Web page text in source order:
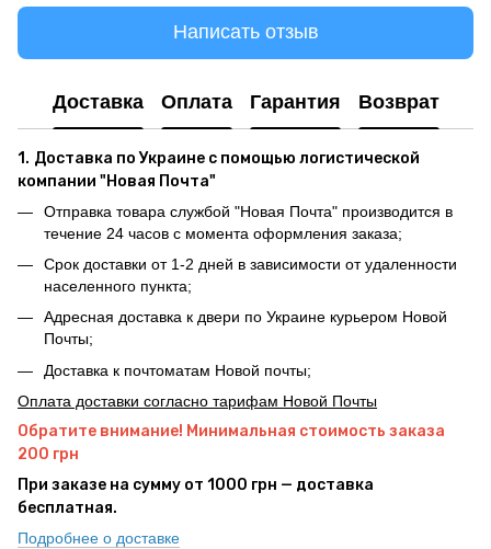
Написать отзыв
Доставка Оплата Гарантия Возврат
1. Доставка по Украине с помощью логистической
компании "Новая Почта"
Отправка товара службой "Новая Почта" производится в
течение 24 часов с момента оформления заказа;
Срок доставки от 1-2 дней в зависимости от удаленности
населенного пункта;
Адресная доставка к двери по Украине курьером Новой
Почты;
Доставка к почтоматам Новой почты;
Оплата доставки согласно тарифам Новой Почты
Обратите внимание! Минимальная стоимость заказа
200 грн
При заказе на сумму от 1000 грн — доставка
бесплатная.
Подробнее о доставке